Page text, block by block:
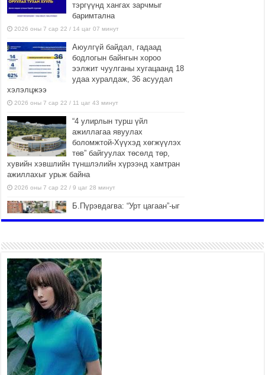
тэргүүнд хангах зарчмыг
баримтална
2026 оны 7 сар 22 / 14 цаг 07 минут
Аюулгүй байдал, гадаад
бодлогын байнгын хороо
ээлжит чуулганы хугацаанд 18
удаа хуралдаж, 36 асуудал
хэлэлцжээ
2026 оны 7 сар 22 / 11 цаг 43 минут
“4 улирлын турш үйл
ажиллагаа явуулах
боломжтой-Хүүхэд хөгжүүлэх
төв” байгуулах төсөлд төр,
хувийн хэвшлийн түншлэлийн хүрээнд хамтран
ажиллахыг урьж байна
2026 оны 7 сар 22 / 9 цаг 28 минут
Б.Пүрэвдагва: “Урт цагаан”-ыг
2026 оны 7 сар 21 / 16 цаг 47 минут
Тусгай замын автобус /BRT/
төслийн удирдах хорооны
ээлжит хуралдаан боллоо
2026 оны 7 сар 21 / 16 цаг 43 минут
Ерөнхий сайд Н.Учрал БНХАУ-
аас Монгол Улсад суугаа
Элчин сайд Шэнь
Миньжюанийг хүлээн авч
уулзав